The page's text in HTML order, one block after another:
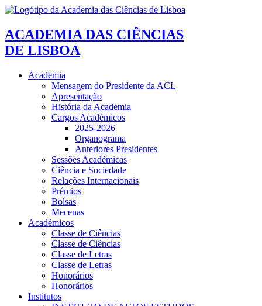
ACADEMIA DAS CIÊNCIAS
DE LISBOA
Academia
Mensagem do Presidente da ACL
Apresentação
História da Academia
Cargos Académicos
2025-2026
Organograma
Anteriores Presidentes
Sessões Académicas
Ciência e Sociedade
Relações Internacionais
Prémios
Bolsas
Mecenas
Académicos
Classe de Ciências
Classe de Ciências
Classe de Letras
Classe de Letras
Honorários
Honorários
Institutos